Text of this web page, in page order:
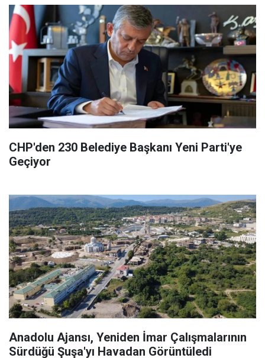
CHP'den 230 Belediye Başkanı Yeni Parti'ye
Geçiyor
Anadolu Ajansı, Yeniden İmar Çalışmalarının
Sürdüğü Şuşa'yı Havadan Görüntüledi